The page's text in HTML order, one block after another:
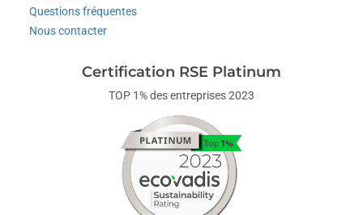
Questions fréquentes
Nous contacter
Certification RSE Platinum
TOP 1% des entreprises 2023